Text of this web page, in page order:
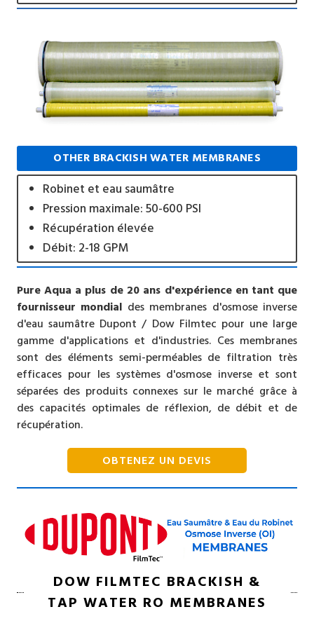
OTHER BRACKISH WATER MEMBRANES
Robinet et eau saumâtre
Pression maximale: 50-600 PSI
Récupération élevée
Débit: 2-18 GPM
Pure Aqua a plus de 20 ans d'expérience en tant que
fournisseur mondial des membranes d'osmose inverse
d'eau saumâtre Dupont / Dow Filmtec pour une large
gamme d'applications et d'industries. Ces membranes
sont des éléments semi-perméables de filtration très
efficaces pour les systèmes d'osmose inverse et sont
séparées des produits connexes sur le marché grâce à
des capacités optimales de réflexion, de débit et de
récupération.
OBTENEZ UN DEVIS
DOW FILMTEC BRACKISH &
TAP WATER RO MEMBRANES